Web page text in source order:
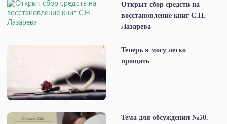
Открыт сбор средств на
восстановление книг С.Н.
Лазарева
Теперь я могу легко
прощать
Тема для обсуждения №50.